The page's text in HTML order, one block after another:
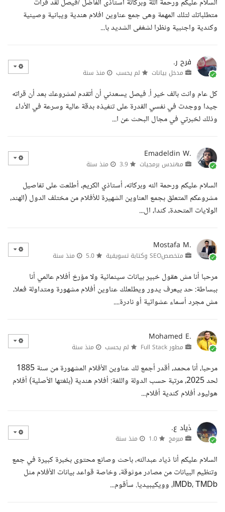
السلام عليكم ورحمة اللة وبركاتة استاذى الفاضل /فيصل لقد قرات
متطلباتك لتلك المهمة وهى جمع عناوين افلام هندية ويبانية وصينية
وكندية واجنبية ونظرا لشغفى الشديد با...
فرح ر.
مدخل بيانات لم يحسب منذ سنة
كل عام وانت بالف خير أ. فيصل يسعدني أن أتقدم لمشروعك بعد أن قراته
جيدا ووجدت في نفسي القدرة على تنفيذه بدقة عالية وسرعة في الأداء
وذلك لخبرتي في مجال البحث عن ا...
Emadeldin W.
مهندس برمجيات منذ سنة
السلام عليكم ورحمة الله وبركاته، أستاذي الكريم، أطلعت على تفاصيل
مشروعكم المتعلق بجمع العناوين الشهيرة للأفلام من مختلف الدول (الهند،
الولايات المتحدة، كندا، ال...
Mostafa M.
متخصصSEO وكتابة تسويقية منذ سنة
مرحبا أنا مش هقول خبير بيانات سينمائية ولا مؤرخ أفلام عالمي أنا
ببساطة: حد بيعرف يدور ويطلعلك عناوين أفلام مشهورة ومتداولة فعلا،
مش مجرد أسماء عشوائية أو نادرة....
Mohamed E.
مطور Full Stack لم يحسب منذ سنة
مرحبا، أنا محمد، أقدر أجمع لك عناوين الأفلام المشهورة من سنة 1885
لحد 2025، مرتبة حسب الدولة واللغة: أفلام هندية (بلغتها الأصلية) أفلام
هوليود أفلام كندية أفلام...
ذياد ع.
مبرمج منذ سنة
السلام عليكم أنا ذياد عبدالله، باحث وصانع محتوى بخبرة كبيرة في جمع
وتنظيم البيانات من مصادر موثوقة، وخاصة قواعد بيانات الأفلام مثل
IMDb، TMDb، وويكيبيديا. سأقوم...